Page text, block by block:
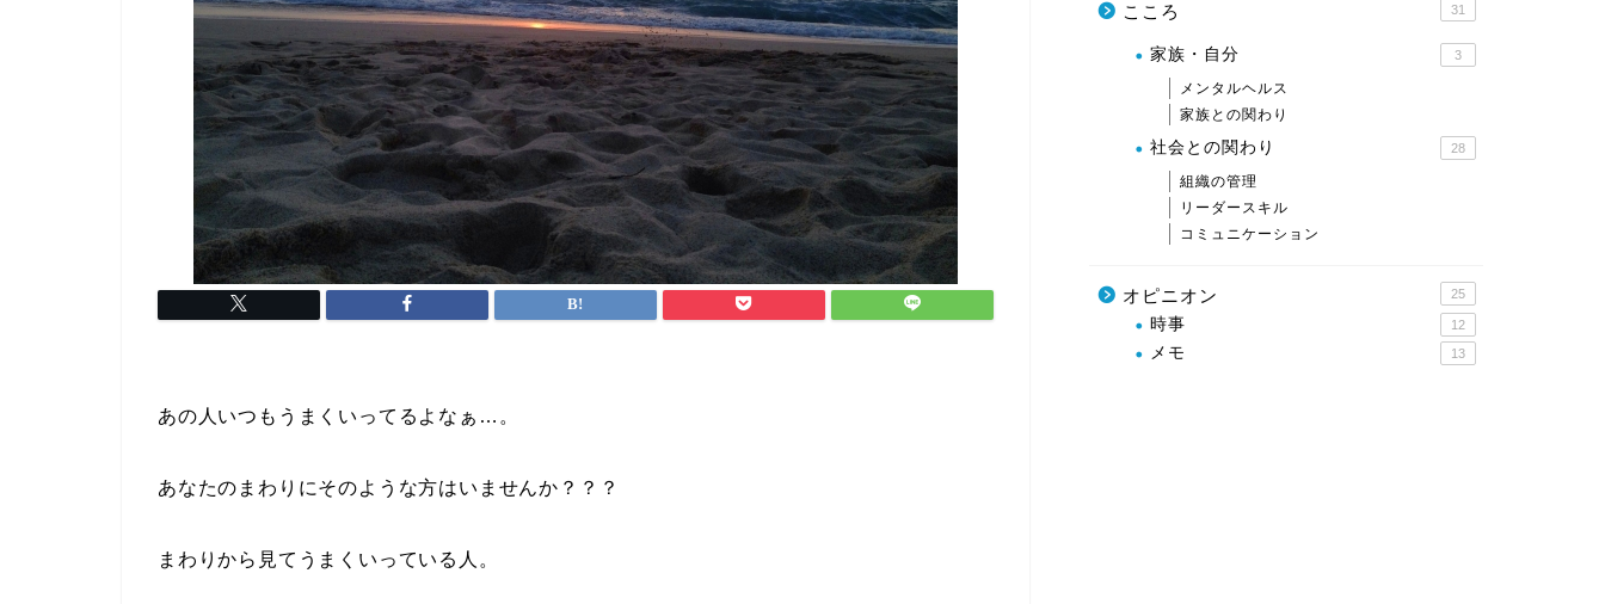
あの人いつもうまくいってるよなぁ…。
あなたのまわりにそのような方はいませんか？？？
まわりから見てうまくいっている人。
こころ 31
家族・自分 3
メンタルヘルス
家族との関わり
社会との関わり 28
組織の管理
リーダースキル
コミュニケーション
オピニオン 25
時事 12
メモ 13